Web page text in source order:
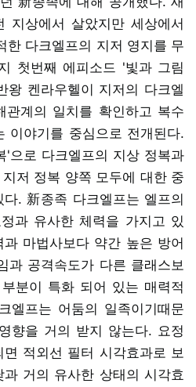
지상에서 살았지만 세상에서
한 다크엘프의 지저 영지를 무
첫번째 에피소드 '빛과 그림
왕 켄라우헬이 지저의 다크엘
관계의 일치를 확인하고 복수
이야기를 중심으로 전개된다.
'으로 다크엘프의 지상 정복과
저 정복 양쪽 모두에 대한 중
. 新종족 다크엘프는 엘프의
과 유사한 체력을 가지고 있
마법사보다 약간 높은 방어
과 공격속도가 다른 클래스보
분이 특화 되어 있는 매력적
엘프는 어둠의 일족이기때문
향을 거의 받지 않는다. 요정
적외선 필터 시각효과로 보
거의 유사한 상태의 시각효